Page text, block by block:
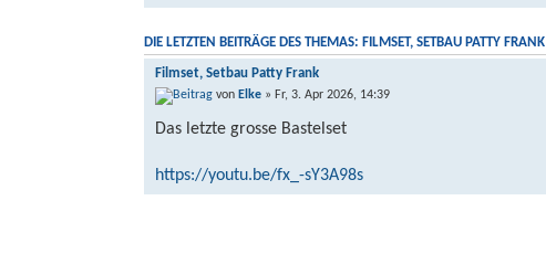
DIE LETZTEN BEITRÄGE DES THEMAS: FILMSET, SETBAU PATTY FRANK
Filmset, Setbau Patty Frank
von Elke » Fr, 3. Apr 2026, 14:39
Das letzte grosse Bastelset
https://youtu.be/fx_-sY3A98s